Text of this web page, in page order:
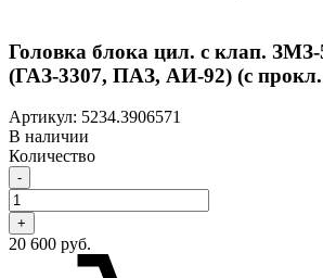
Головка блока цил. с клап. ЗМЗ-
(ГАЗ-3307, ПАЗ, АИ-92) (с
Артикул: 5234.3906571
В наличии
Количество
-
+
20 600 руб.